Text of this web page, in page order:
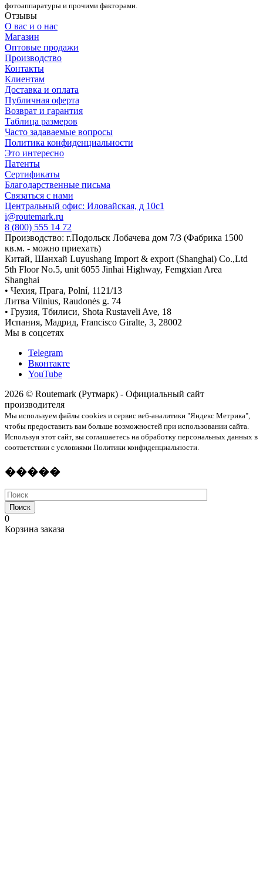
фотоаппаратуры и прочими факторами.
Отзывы
О вас и о нас
Магазин
Оптовые продажи
Производство
Контакты
Клиентам
Доставка и оплата
Публичная оферта
Возврат и гарантия
Таблица размеров
Часто задаваемые вопросы
Политика конфиденциальности
Это интересно
Патенты
Сертификаты
Благодарственные письма
Связаться с нами
Центральный офис: Иловайская, д 10с1
i@routemark.ru
8 (800) 555 14 72
Производство: г.Подольск Лобачева дом 7/3 (Фабрика 1500
кв.м. - можно приехать)
Китай, Шанхай Luyushang Import & export (Shanghai) Co.,Ltd
5th Floor No.5, unit 6055 Jinhai Highway, Femgxian Area
Shanghai
• Чехия, Прага, Polní, 1121/13
Литва Vilnius, Raudonės g. 74
• Грузия, Тбилиси, Shota Rustaveli Ave, 18
Испания, Мадрид, Francisco Giralte, 3, 28002
Мы в соцсетях
Telegram
Вконтакте
YouTube
2026 © Routemark (Рутмарк) - Официальный сайт
производителя
Мы используем файлы cookies и сервис веб-аналитики "Яндекс Метрика",
чтобы предоставить вам больше возможностей при использовании сайта.
Используя этот сайт, вы соглашаетесь на обработку персональных данных в
соответствии с условиями Политики конфиденциальности.
�����
Поиск
0
Корзина заказа